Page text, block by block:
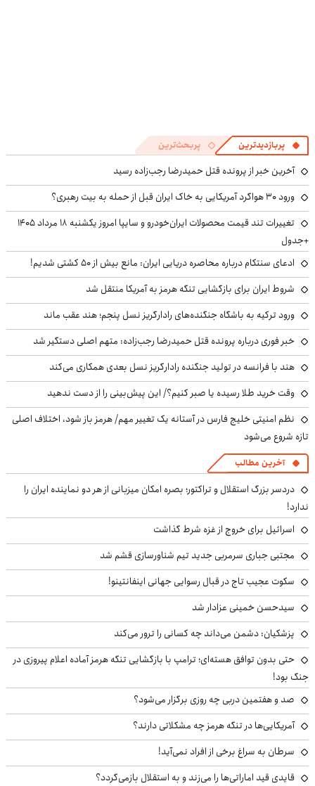
پربازدیدترین پربحث‌ترین
آخرین خبر از پرونده قتل حمیدرضا رجب‌زاده رسید
ورود ۳۰ هواگرد آمریکایی به خاک ایران قبل از حمله به بیت رهبری؟
تغییرات تند قیمت محصولات ایران‌خودرو و سایپا امروز یکشنبه ۱۸ مرداد ۱۴۰۵
+جدول
ادعای سنتکام درباره محاصره دریایی ایران: مانع بیش از ۵۰ کشتی شدیم!
شروط ایران برای بازگشایی تنگه هرمز به آمریکا منتقل شد
ورود ترکیه به باشگاه جنگنده‌های رادارگریز نسل پنجم؛ هند عقب ماند
خبر فوری درباره پرونده قتل حمیدرضا رجب‌زاده: متهم اصلی دستگیر شد
هند با فرانسه در تولید جنگنده رادارگریز نسل بعدی همکاری می‌کند
وقت خرید طلا رسیده یا صبر کنیم؟/ این پیش‌بینی را از دست ندهید
نظم امنیتی خلیج فارس در آستانه یک تغییر مهم/ هرمز باز شود، اختلاف اصلی
تازه شروع می‌شود
آخرین مطالب
دردسر بزرگ استقلال و تراکتور؛ بصره امکان میزبانی از هر دو نماینده ایران را
ندارد!
اسرائیل برای خروج از غزه شرط گذاشت
مجتبی جباری سرمربی جدید تیم شناورسازی قشم شد
سکوت عجیب تاج در قبال رسوایی جهانی اینفانتینو!
سیدحسن خمینی عزادار شد
پزشکیان: دشمن می‌داند چه کسانی را ترور می‌کند
حتی بدون توافق هسته‌ای؛ ترامپ با بازگشایی تنگه هرمز آماده اعلام پیروزی در
جنگ بود!
صد و هفتمین دربی چه روزی برگزار می‌شود؟
آمریکایی‌ها در تنگه هرمز چه مشکلاتی دارند؟
سرطان به سراغ برخی از افراد نمی‌آید!
قایدی قید اماراتی‌ها را می‌زند و به استقلال بازمی‌گردد؟